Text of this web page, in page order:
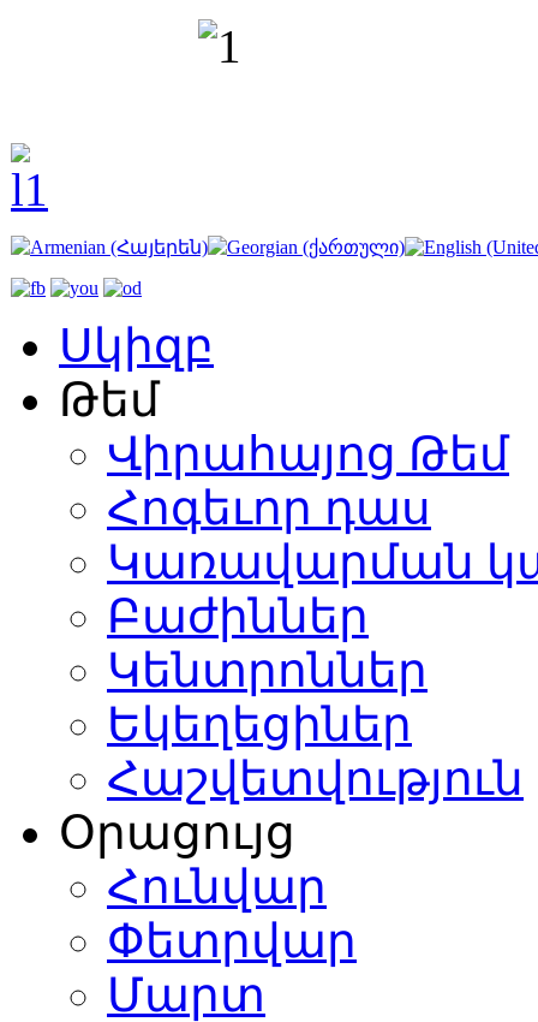
Սկիզբ
Թեմ
Վիրահայոց Թեմ
Հոգեւոր դաս
Կառավարման
Բաժիններ
Կենտրոններ
Եկեղեցիներ
Հաշվետվություն
Օրացույց
Հունվար
Փետրվար
Մարտ